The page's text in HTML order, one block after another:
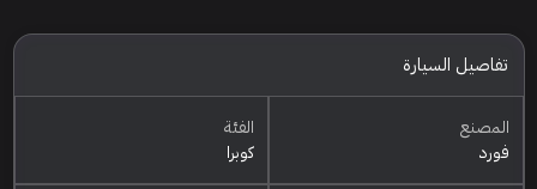
تفاصيل السيارة
المصنع
فورد
الفئة
كوبرا